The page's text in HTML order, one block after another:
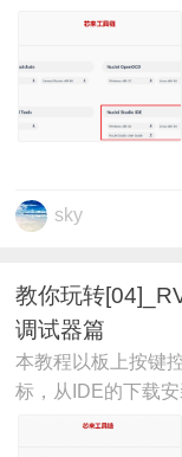
sky
教你玩转
调试器篇
本教程以板上按键
标，从IDE的下载